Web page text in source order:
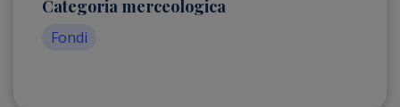
Categoria merceologica
Fondi